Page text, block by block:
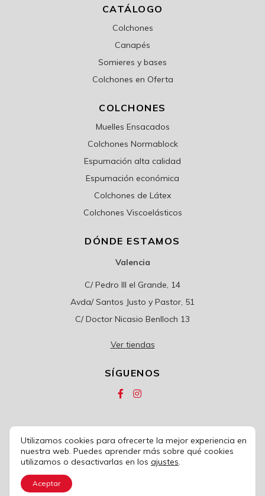
CATÁLOGO
Colchones
Canapés
Somieres y bases
Colchones en Oferta
COLCHONES
Muelles Ensacados
Colchones Normablock
Espumación alta calidad
Espumación económica
Colchones de Látex
Colchones Viscoelásticos
DÓNDE ESTAMOS
Valencia
C/ Pedro III el Grande, 14
Avda/ Santos Justo y Pastor, 51
C/ Doctor Nicasio Benlloch 13
Ver tiendas
SÍGUENOS
© 2020COLCHONES CARRIÓN
Política de privacidad|Condiciones de uso|
|Aviso legal
Utilizamos cookies para ofrecerte la mejor experiencia en
nuestra web. Puedes aprender más sobre qué cookies
utilizamos o desactivarlas en los ajustes.
Aceptar